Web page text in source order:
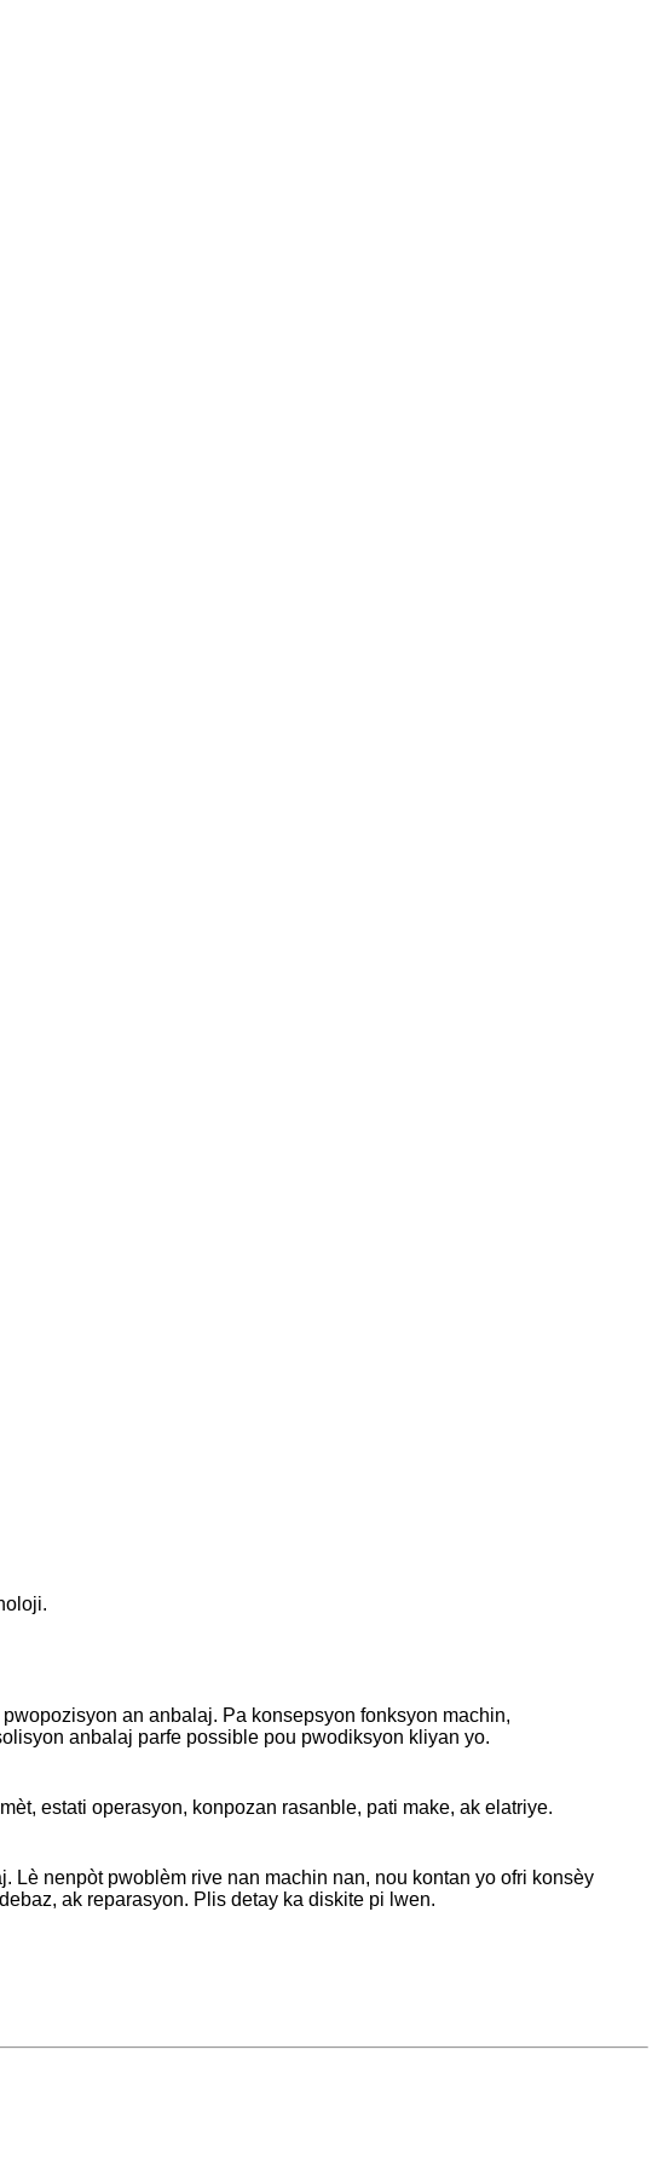
an anbalaj. Pa konsepsyon fonksyon machin,
anbalaj parfe possible pou pwodiksyon kliyan yo.
estati operasyon, konpozan rasanble, pati make, ak elatriye.
Lè nenpòt pwoblèm rive nan machin nan, nou kontan yo ofri konsèy
ak reparasyon. Plis detay ka diskite pi lwen.